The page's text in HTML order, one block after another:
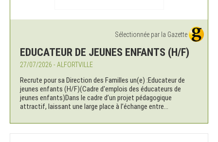
Sélectionnée par la Gazette
EDUCATEUR DE JEUNES ENFANTS (H/F)
27/07/2026 - ALFORTVILLE
Recrute pour sa Direction des Familles un(e) :Educateur de
jeunes enfants (H/F)(Cadre d'emplois des éducateurs de
jeunes enfants)Dans le cadre d’un projet pédagogique
attractif, laissant une large place à l’échange entre...